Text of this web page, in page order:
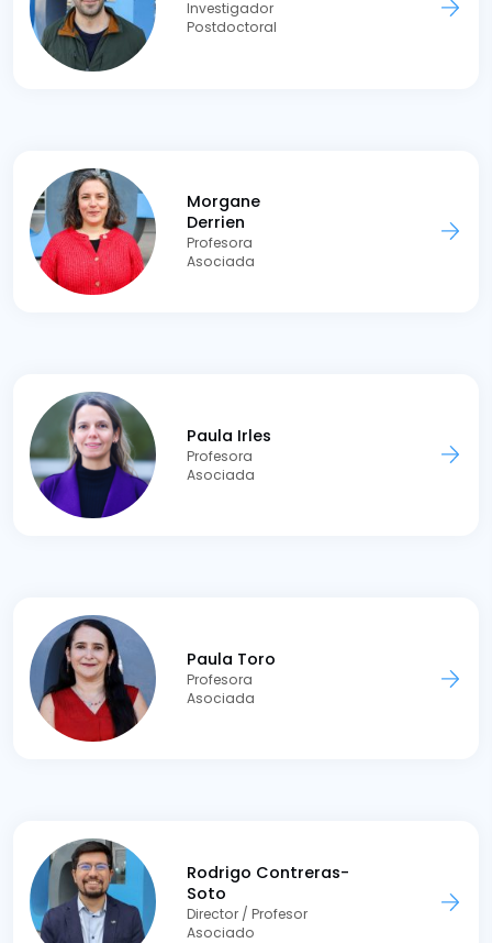
Investigador
Postdoctoral
Morgane
Derrien
Profesora
Asociada
Paula Irles
Profesora
Asociada
Paula Toro
Profesora
Asociada
Rodrigo Contreras-
Soto
Director / Profesor
Asociado